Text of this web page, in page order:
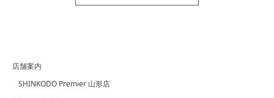
店舗案内
SHINKODO Premier 山形店